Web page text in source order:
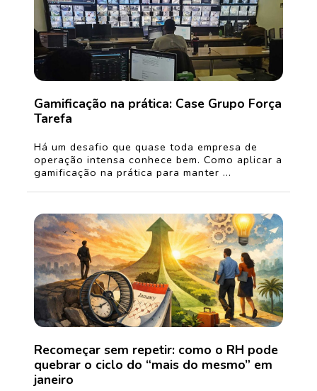
Gamificação na prática: Case Grupo Força
Tarefa
Há um desafio que quase toda empresa de
operação intensa conhece bem. Como aplicar a
gamificação na prática para manter ...
Recomeçar sem repetir: como o RH pode
quebrar o ciclo do “mais do mesmo” em
janeiro